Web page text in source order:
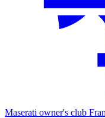
Maserati owner's club